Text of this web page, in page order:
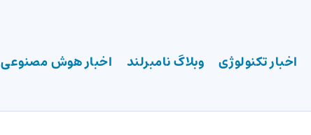
اخبار تکنولوژی وبلاگ نامبرلند اخبار هوش مصنوعی